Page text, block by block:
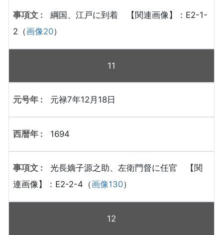
綱国、江戸に到着 【関連画像】：E2-1-
2（画像20）
11
元禄7年12月18日
1694
光長嫡子源之助、左衛門督に任官 【関
連画像】：E2-2-4（画像130）
12